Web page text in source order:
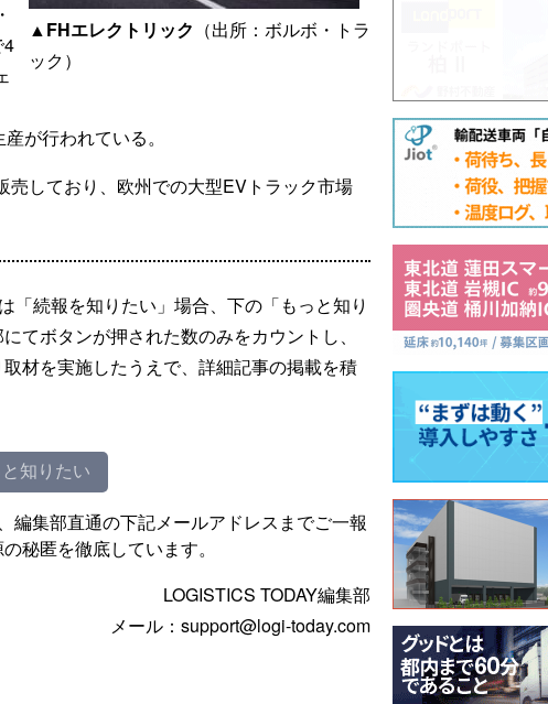
▲FHエレクトリック （出所：ボルボ・トラ
ック）
4
が行われている。
しており、欧州での大型EVトラック市場
「続報を知りたい」場合、下の「もっと知り
てボタンが押された数のみをカウントし、
材を実施したうえで、詳細記事の掲載を積
と知りたい
編集部直通の下記メールアドレスまでご一報
秘匿を徹底しています。
LOGISTICS TODAY編集部
メール：support@logi-today.com